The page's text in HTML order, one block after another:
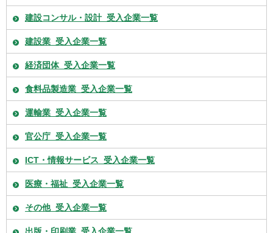
建設コンサル・設計_受入企業一覧
建設業_受入企業一覧
経済団体_受入企業一覧
食料品製造業_受入企業一覧
運輸業_受入企業一覧
官公庁_受入企業一覧
ICT・情報サービス_受入企業一覧
医療・福祉_受入企業一覧
その他_受入企業一覧